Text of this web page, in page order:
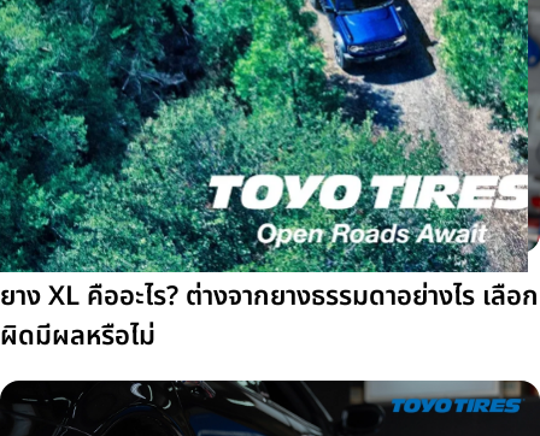
ยาง XL คืออะไร? ต่างจากยางธรรมดาอย่างไร เลือก
ผิดมีผลหรือไม่